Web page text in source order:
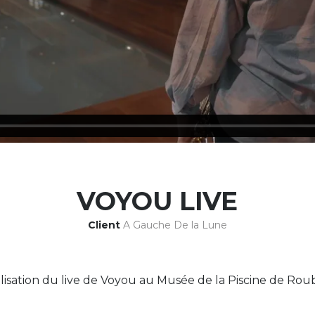
VOYOU LIVE
Client A Gauche De la Lune
du live de Voyou au Musée de la Piscine de